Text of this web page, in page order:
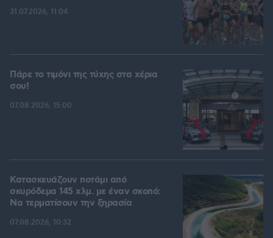
31.07.2026, 11:04
Πάρε το τιμόνι της τύχης στα χέρια
σου!
07.08.2026, 15:00
Κατασκευάζουν ποτάμι από
σκυρόδεμα 145 χλμ. με έναν σκοπό:
Να τερματίσουν την ξηρασία
07.08.2026, 10:32